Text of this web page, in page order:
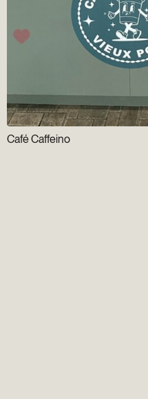
Café Caffeino